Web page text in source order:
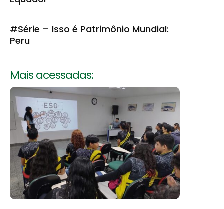
#Série – Isso é Patrimônio Mundial:
Peru
Mais acessadas: